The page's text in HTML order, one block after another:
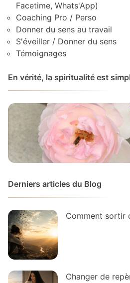
Facetime, Whats'App)
Coaching Pro / Perso
Donner du sens au travail
S'éveiller / Donner du sens
Témoignages
En vérité, la spiritualité est
Derniers articles du Blog
Comment sortir
Changer de